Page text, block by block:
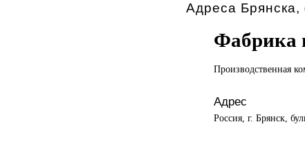
Адреса Брянска,
Фабрика
Производственная
Адрес
Россия, г. Брянск,